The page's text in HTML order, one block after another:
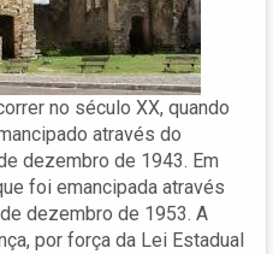
no século XX, quando
através do
dezembro de 1943. Em
foi emancipada através
dezembro de 1953. A
por força da Lei Estadual